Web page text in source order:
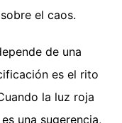
el caos.
de una
es el rito
la luz roja
una sugerencia,